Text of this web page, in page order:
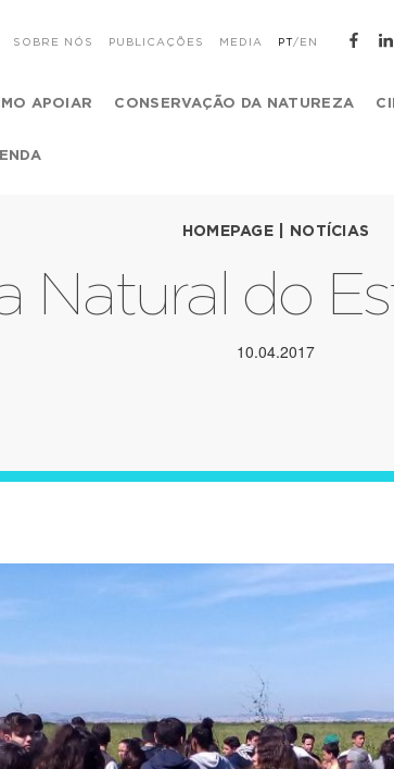
SOBRE NÓS PUBLICAÇÕES MEDIA PT/ EN
APOIAR CONSERVAÇÃO DA NATUREZA
HOMEPAGE NOTÍCIAS
Natural do
10.04.2017